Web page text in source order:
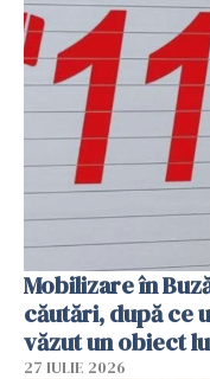
Mobilizare în
căutări, după ce
văzut un obiect
27 IULIE 2026